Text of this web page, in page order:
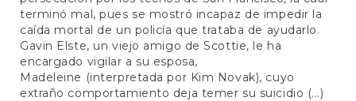
terminó mal, pues se mostró incapaz de impedir la
caída mortal de un policía que trataba de ayudarlo.
Gavin Elste, un viejo amigo de Scottie, le ha
encargado vigilar a su esposa,
Madeleine (interpretada por Kim Novak), cuyo
extraño comportamiento deja temer su suicidio (...)